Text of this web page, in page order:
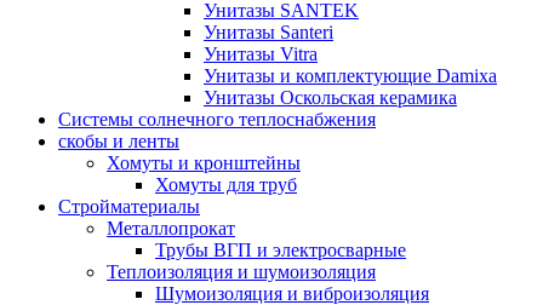
Унитазы SANTEK
Унитазы Santeri
Унитазы Vitra
Унитазы и комплектующие Damixa
Унитазы Оскольская керамика
Системы солнечного теплоснабжения
скобы и ленты
Хомуты и кронштейны
Хомуты для труб
Стройматериалы
Металлопрокат
Трубы ВГП и электросварные
Теплоизоляция и шумоизоляция
Шумоизоляция и виброизоляция